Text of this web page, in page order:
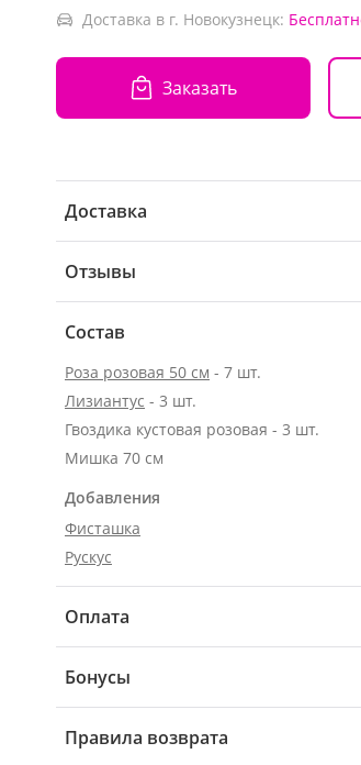
Доставка в г. Новокузнецк:
Заказать
Доставка
Отзывы
Состав
Роза розовая 50 см - 7 шт.
Лизиантус - 3 шт.
Гвоздика кустовая розовая - 3 шт.
Мишка 70 см
Добавления
Фисташка
Рускус
Оплата
Бонусы
Правила возврата